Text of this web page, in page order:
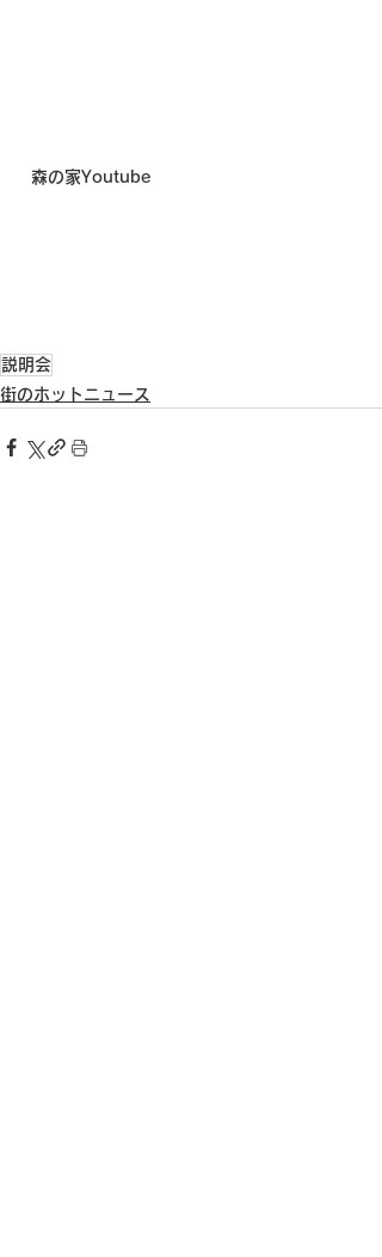
森の家Youtube
説明会
街のホットニュース